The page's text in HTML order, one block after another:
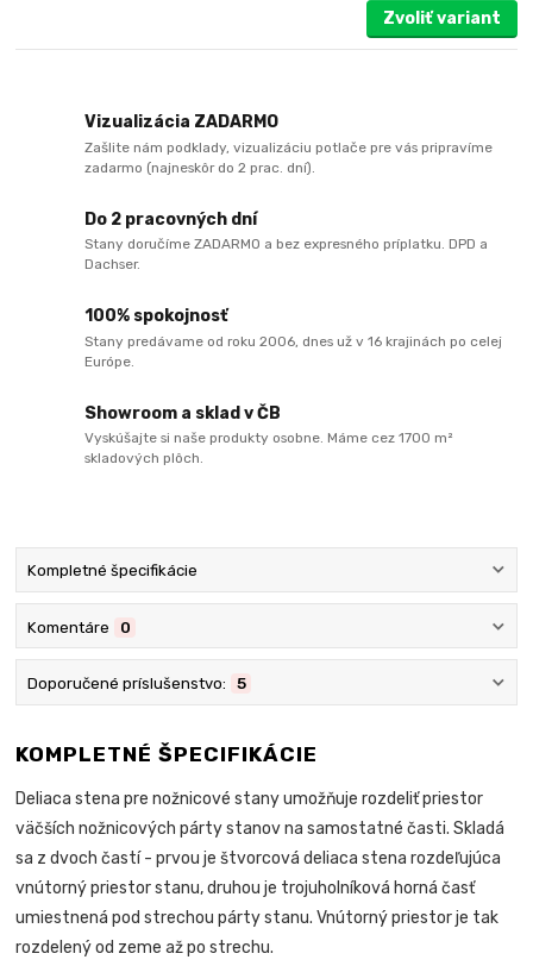
Zvoliť variant
Vizualizácia ZADARMO
Zašlite nám podklady, vizualizáciu potlače pre vás pripravíme
zadarmo (najneskôr do 2 prac. dní).
Do 2 pracovných dní
Stany doručíme ZADARMO a bez expresného príplatku. DPD a
Dachser.
100% spokojnosť
Stany predávame od roku 2006, dnes už v 16 krajinách po celej
Európe.
Showroom a sklad v ČB
Vyskúšajte si naše produkty osobne. Máme cez 1700 m²
skladových plôch.
Kompletné špecifikácie
Komentáre 0
Doporučené príslušenstvo: 5
KOMPLETNÉ ŠPECIFIKÁCIE
Deliaca stena pre nožnicové stany umožňuje rozdeliť priestor
väčších nožnicových párty stanov na samostatné časti. Skladá
sa z dvoch častí - prvou je štvorcová deliaca stena rozdeľujúca
vnútorný priestor stanu, druhou je trojuholníková horná časť
umiestnená pod strechou párty stanu. Vnútorný priestor je tak
rozdelený od zeme až po strechu.